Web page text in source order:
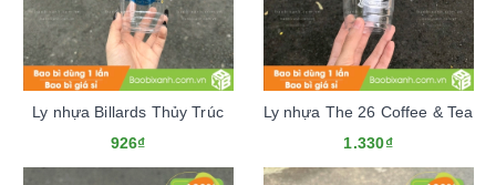
Ly nhựa Billards Thủy Trúc
926₫
Ly nhựa The 26 Coffee & Tea
1.330₫